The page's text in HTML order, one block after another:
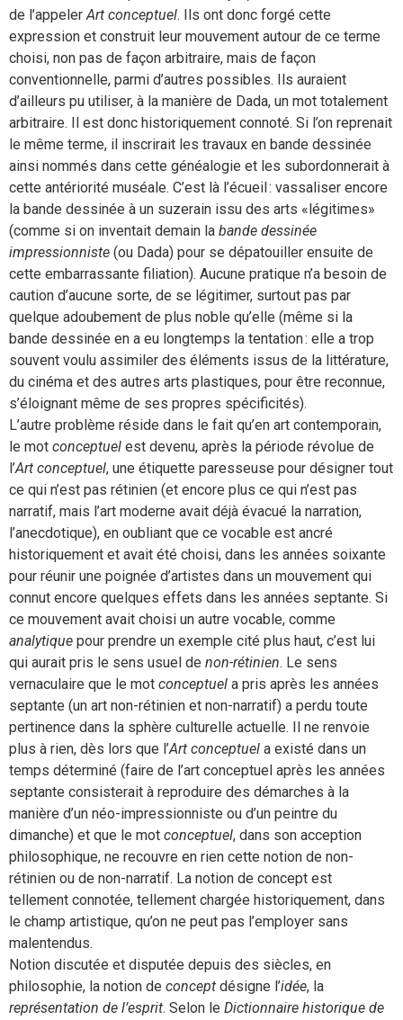
de l’appelerArt conceptuel. Ils ont donc forgé cette
expression et construit leur mouvement autour de ce terme
choisi, non pas de façon arbitraire, mais de façon
conventionnelle, parmi d’autres possibles. Ils auraient
d’ailleurs pu utiliser, à la manière de Dada, un mot totalement
arbitraire. Il est donc historiquement connoté. Si l’on reprenait
le même terme, il inscrirait les travaux en bande dessinée
ainsi nommés dans cette généalogie et les subordonnerait à
cette antériorité muséale. C’est là l’écueil : vassaliser encore
la bande dessinée à un suzerain issu des arts «légitimes»
(comme si on inventait demain la bande dessinée
impressionniste (ou Dada) pour se dépatouiller ensuite de
cette embarrassante filiation). Aucune pratique n’a besoin de
caution d’aucune sorte, de se légitimer, surtout pas par
quelque adoubement de plus noble qu’elle (même si la
bande dessinée en a eu longtemps la tentation : elle a trop
souvent voulu assimiler des éléments issus de la littérature,
du cinéma et des autres arts plastiques, pour être reconnue,
s’éloignant même de ses propres spécificités).
L’autre problème réside dans le fait qu’en art contemporain,
le mot conceptuel est devenu, après la période révolue de
l’Art conceptuel, une étiquette paresseuse pour désigner tout
ce qui n’est pas rétinien (et encore plus ce qui n’est pas
narratif, mais l’art moderne avait déjà évacué la narration,
l’anecdotique), en oubliant que ce vocable est ancré
historiquement et avait été choisi, dans les années soixante
pour réunir une poignée d’artistes dans un mouvement qui
connut encore quelques effets dans les années septante. Si
ce mouvement avait choisi un autre vocable, comme
analytique pour prendre un exemple cité plus haut, c’est lui
qui aurait pris le sens usuel de non-rétinien. Le sens
vernaculaire que le mot conceptuel a pris après les années
septante (un art non-rétinien et non-narratif) a perdu toute
pertinence dans la sphère culturelle actuelle. Il ne renvoie
plus à rien, dès lors que l’Art conceptuel a existé dans un
temps déterminé (faire de l’art conceptuel après les années
septante consisterait à reproduire des démarches à la
manière d’un néo-impressionniste ou d’un peintre du
dimanche) et que le mot conceptuel, dans son acception
philosophique, ne recouvre en rien cette notion de non-
rétinien ou de non-narratif. La notion de concept est
tellement connotée, tellement chargée historiquement, dans
le champ artistique, qu’on ne peut pas l’employer sans
malentendus.
Notion discutée et disputée depuis des siècles, en
philosophie, la notion de concept désigne l’idée, la
représentation de l’esprit. Selon le Dictionnaire historique de